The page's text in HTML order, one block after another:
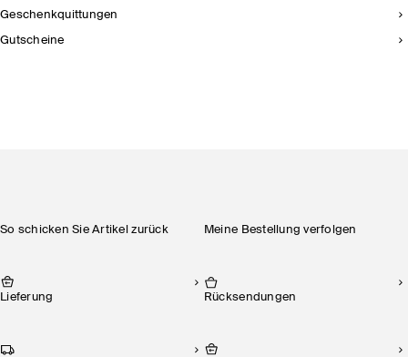
Geschenkquittungen
Gutscheine
So schicken Sie Artikel zurück Meine Bestellung verfolgen
Lieferung Rücksendungen